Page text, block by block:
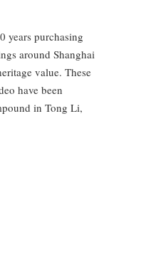
years purchasing
around Shanghai
value. These
have been
in Tong Li,